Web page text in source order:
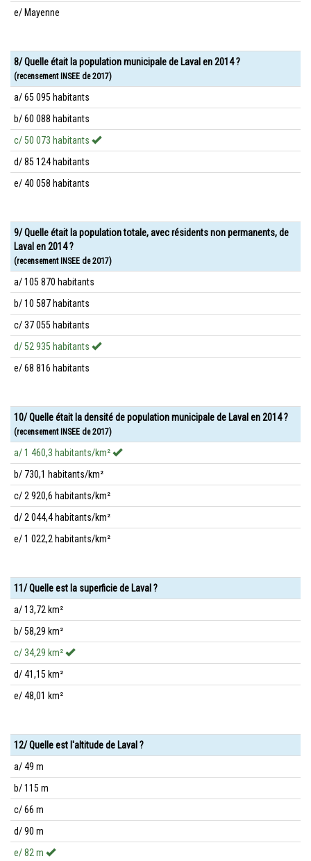
e/ Mayenne
8/ Quelle était la population municipale de Laval en 2014 ?
(recensement INSEE de 2017)
a/ 65 095 habitants
b/ 60 088 habitants
c/ 50 073 habitants
d/ 85 124 habitants
e/ 40 058 habitants
9/ Quelle était la population totale, avec résidents non permanents, de
Laval en 2014 ?
(recensement INSEE de 2017)
a/ 105 870 habitants
b/ 10 587 habitants
c/ 37 055 habitants
d/ 52 935 habitants
e/ 68 816 habitants
10/ Quelle était la densité de population municipale de Laval en 2014 ?
(recensement INSEE de 2017)
a/ 1 460,3 habitants/km²
b/ 730,1 habitants/km²
c/ 2 920,6 habitants/km²
d/ 2 044,4 habitants/km²
e/ 1 022,2 habitants/km²
11/ Quelle est la superficie de Laval ?
a/ 13,72 km²
b/ 58,29 km²
c/ 34,29 km²
d/ 41,15 km²
e/ 48,01 km²
12/ Quelle est l'altitude de Laval ?
a/ 49 m
b/ 115 m
c/ 66 m
d/ 90 m
e/ 82 m